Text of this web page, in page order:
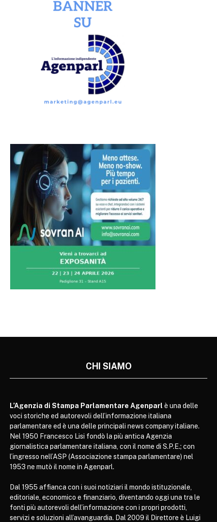
CHI SIAMO
L’Agenzia di Stampa Parlamentare Agenparl è una delle
voci storiche ed autorevoli dell’informazione italiana
parlamentare ed è una delle principali news company italiane.
Nel 1950 Francesco Lisi fondò la più antica Agenzia
giornalistica parlamentare italiana, con il nome di S.P.E.; con
l’ingresso nell’ASP (Associazione stampa parlamentare) nel
1953 ne mutò il nome in Agenparl.
Dal 1955 affianca con i suoi notiziari il mondo istituzionale,
editoriale, economico e finanziario, diventando oggi una tra le
fonti più autorevoli dell’informazione con i propri prodotti,
servizi e soluzioni all’avanguardia. Dal 2009 il Direttore è Luigi